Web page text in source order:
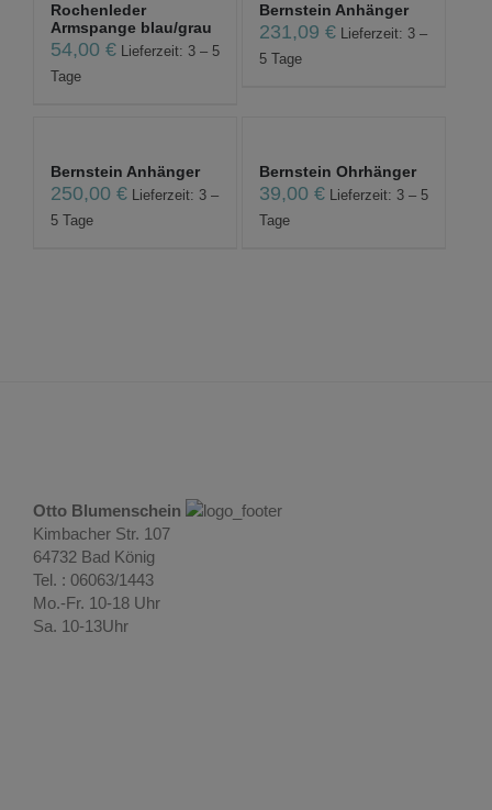
Rochenleder
Armspange blau/grau
54,00 € Lieferzeit: 3 – 5
Tage
Bernstein Anhänger
231,09€ Lieferzeit: 3 –
5 Tage
Bernstein Anhänger
250,00 € Lieferzeit: 3 –
5 Tage
Bernstein Ohrhänger
39,00€ Lieferzeit: 3 – 5
Tage
Otto Blumenschein
Kimbacher Str. 107
64732 Bad König
Tel. : 06063/1443
Mo.-Fr. 10-18 Uhr
Sa. 10-13Uhr